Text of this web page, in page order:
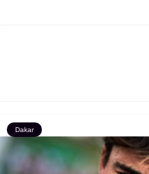
Dakar